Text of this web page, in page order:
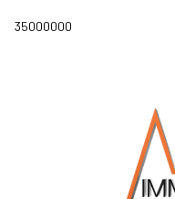
35000000